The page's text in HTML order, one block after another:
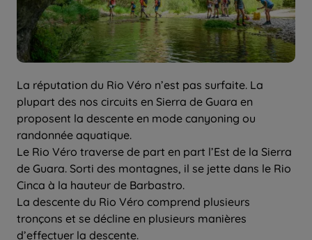
La réputation du Rio Véro n’est pas surfaite. La
plupart des nos circuits en Sierra de Guara en
proposent la descente en mode canyoning ou
randonnée aquatique.
Le Rio Véro traverse de part en part l’Est de la Sierra
de Guara. Sorti des montagnes, il se jette dans le Rio
Cinca à la hauteur de Barbastro.
La descente du Rio Véro comprend plusieurs
tronçons et se décline en plusieurs manières
d’effectuer la descente.